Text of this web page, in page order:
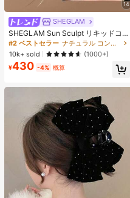
14
SHEGLAM
SHEGLAM Sun Sculpt リキッドコン
ター-Soft Tan ノーズシャドウ シェ
ーディング 女性と女の子のためのブ
ランドビューティーコスメメイクア
ップ
#2 ベストセラー
ナチュラル コントゥア＆ブロンザー
10k+ sold
(1000+)
¥430 -4% 概算